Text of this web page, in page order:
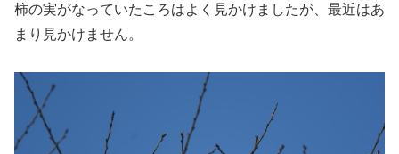
柿の実がなっていたころはよく見かけましたが、最近はあ
まり見かけません。